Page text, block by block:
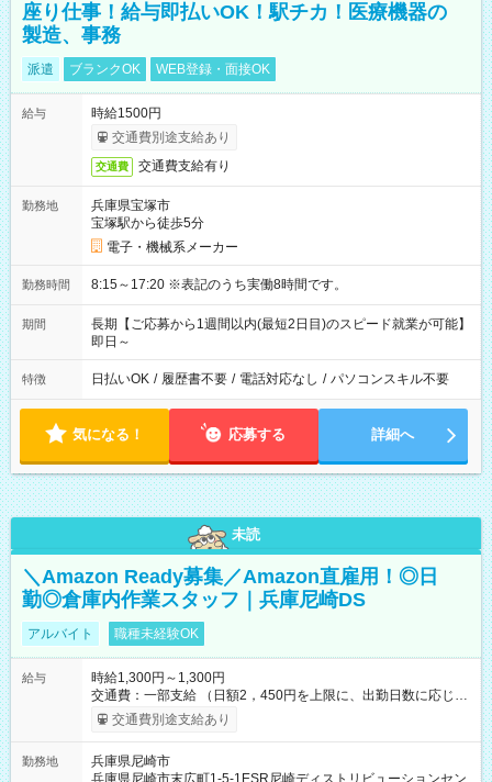
座り仕事！給与即払いOK！駅チカ！医療機器の
製造、事務
派遣 ブランクOK WEB登録・面接OK
給与
時給1500円
交通費別途支給あり
交通費 交通費支給有り
勤務地
兵庫県宝塚市
宝塚駅から徒歩5分
電子・機械系メーカー
勤務時間 8:15～17:20 ※表記のうち実働8時間です。
期間
長期【ご応募から1週間以内(最短2日目)のスピード就業が可能】
即日～
特徴 日払いOK / 履歴書不要 / 電話対応なし / パソコンスキル不要
気になる！ 応募する 詳細へ
未読
＼Amazon Ready募集／Amazon直雇用！◎日
勤◎倉庫内作業スタッフ｜兵庫尼崎DS
アルバイト 職種未経験OK
給与
時給1,300円～1,300円
交通費：一部支給 （日額2，450円を上限に、出勤日数に応じて
実費支給） ※22:00～翌5:00までは時給25%UP！ ■給与前払い
制度あり ※前払い額の上限あり、手数料無料（Amazon負担）
交通費別途支給あり
勤務地
兵庫県尼崎市
兵庫県尼崎市末広町1-5-1ESR尼崎ディストリビューションセン